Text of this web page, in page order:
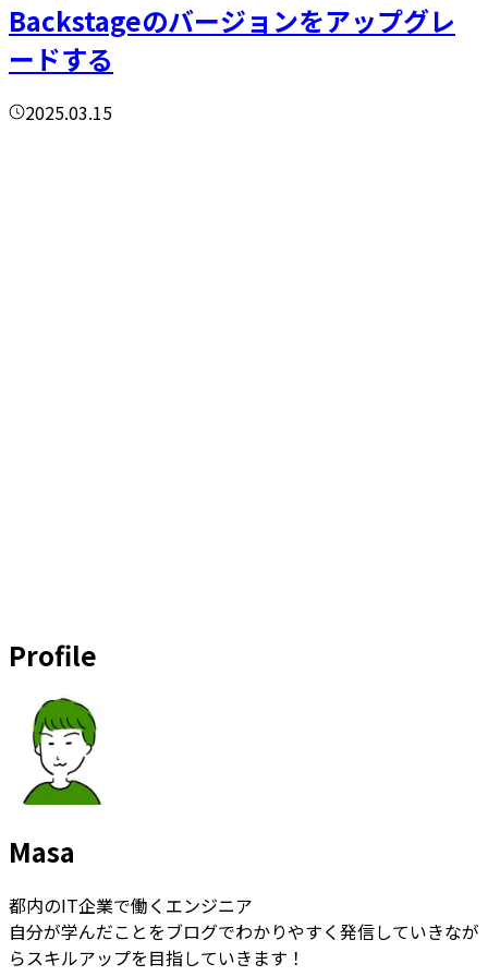
Backstageのバージョンをアップグレ
ードする
2025.03.15
Profile
Masa
都内のIT企業で働くエンジニア
自分が学んだことをブログでわかりやすく発信していきなが
らスキルアップを目指していきます！